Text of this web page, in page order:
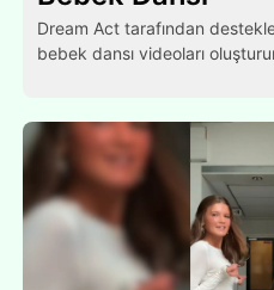
Dream Act tarafından
bebek dansı videoları